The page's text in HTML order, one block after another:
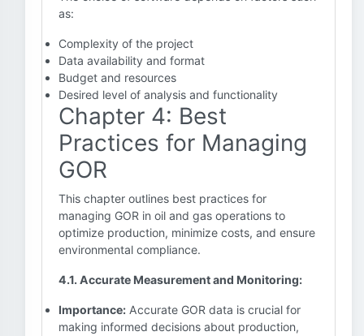
as:
Complexity of the project
Data availability and format
Budget and resources
Desired level of analysis and functionality
Chapter 4: Best
Practices for Managing
GOR
This chapter outlines best practices for
managing GOR in oil and gas operations to
optimize production, minimize costs, and ensure
environmental compliance.
4.1. Accurate Measurement and Monitoring:
Importance: Accurate GOR data is crucial for
making informed decisions about production,